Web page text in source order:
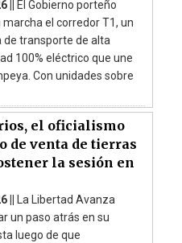
||
El Gobierno porteño
marcha el corredor T1, un
de transporte de alta
100% eléctrico que une
Con unidades sobre
el oficialismo
de venta de tierras
la sesión en
||
La Libertad Avanza
un paso atrás en su
luego de que